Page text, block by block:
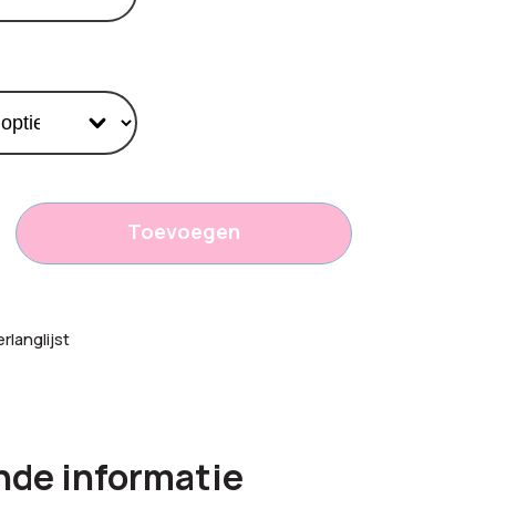
7,60 Toevoegen
informatie